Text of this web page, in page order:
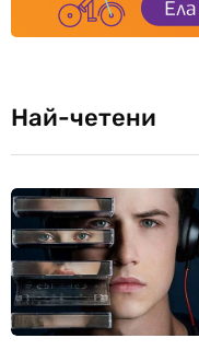
Най-четени